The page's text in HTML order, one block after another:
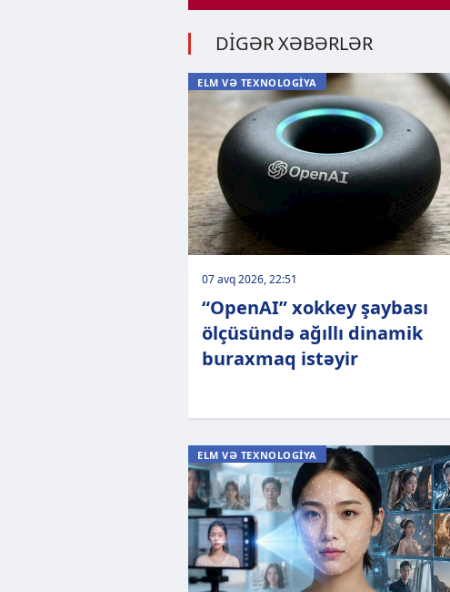
DİGƏR XƏBƏRLƏR
ELM VƏ TEXNOLOGİYA
07 avq 2026, 22:51
“OpenAI” xokkey şaybası
ölçüsündə ağıllı dinamik
buraxmaq istəyir
ELM VƏ TEXNOLOGİYA